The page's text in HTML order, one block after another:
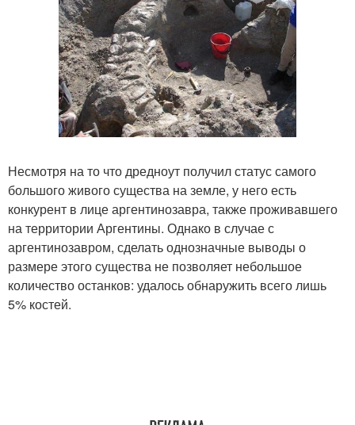
Несмотря на то что дредноут получил статус самого
большого живого существа на земле, у него есть
конкурент в лице аргентинозавра, также проживавшего
на территории Аргентины. Однако в случае с
аргентинозавром, сделать однозначные выводы о
размере этого существа не позволяет небольшое
количество останков: удалось обнаружить всего лишь
5% костей.